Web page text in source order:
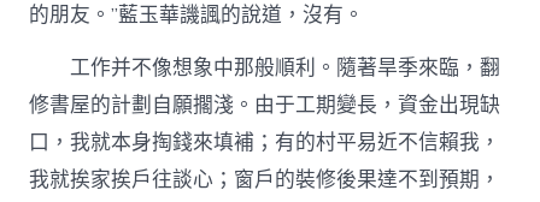
的朋友。”藍玉華譏諷的說道，沒有。
工作并不像想象中那般順利。隨著旱季來臨，翻
修書屋的計劃自願擱淺。由于工期變長，資金出現缺
口，我就本身掏錢來填補；有的村平易近不信賴我，
我就挨家挨戶往談心；窗戶的裝修後果達不到預期，